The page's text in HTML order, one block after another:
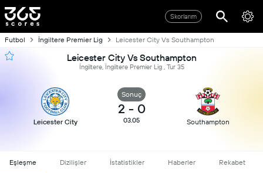
Skorlarım
Futbol İngiltere Premier Lig Leicester City Vs Southampton
Leicester City Vs Southampton
İngiltere, İngiltere Premier Lig , Tur 35
Leicester City
Sonuç
2 - 0
03.05 Southampton
Eşleşme Dizilişler İstatistikler Haberler Rekabet